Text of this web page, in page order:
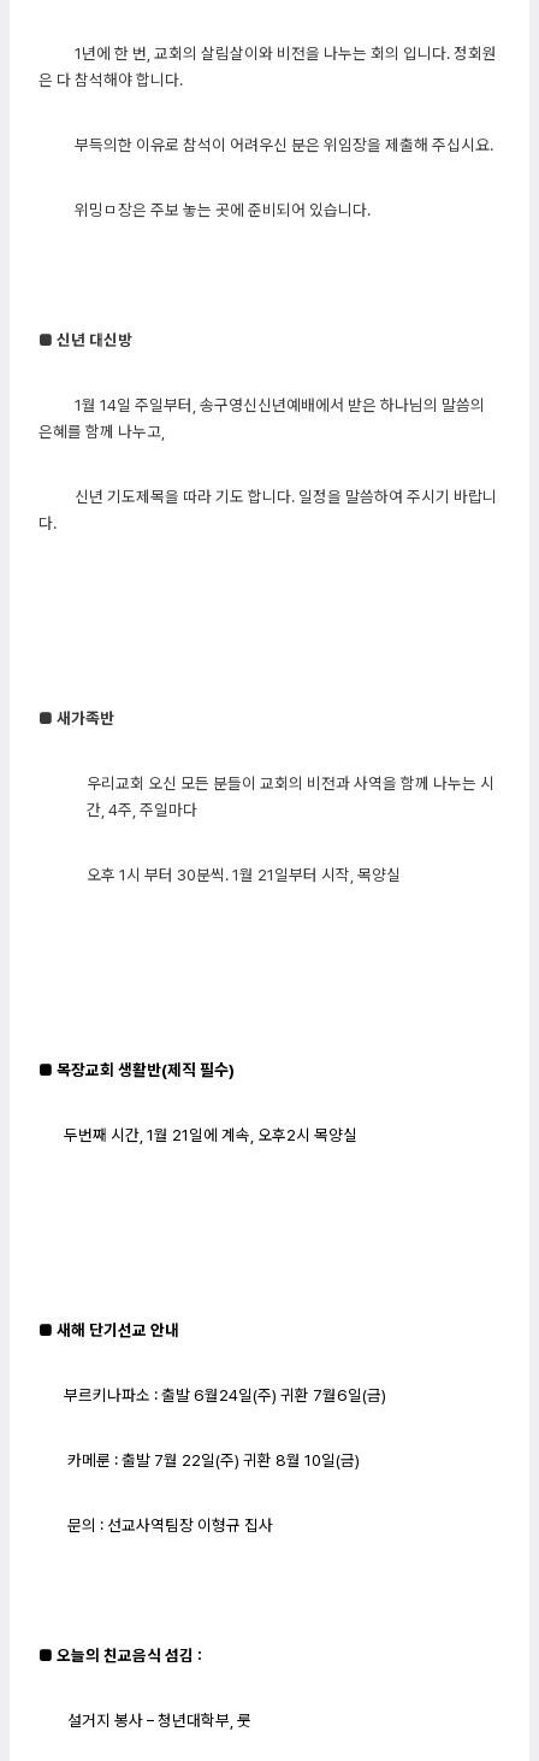
1년에 한 번, 교회의 살림살이와 비전을 나누는 회의 입니다. 정회원
은 다 참석해야 합니다.
부득의한 이유로 참석이 어려우신 분은 위임장을 제출해 주십시요.
위밍ㅁ장은 주보 놓는 곳에 준비되어 있습니다.
■ 신년 대신방
1월 14일 주일부터, 송구영신신년예배에서 받은 하나님의 말씀의
은혜를 함께 나누고,
신년 기도제목을 따라 기도 합니다. 일정을 말씀하여 주시기 바랍니
다.
■ 새가족반
우리교회 오신 모든 분들이 교회의 비전과 사역을 함께 나누는 시
간, 4주, 주일마다
오후 1시 부터 30분씩. 1월 21일부터 시작, 목양실
■ 목장교회 생활반(제직 필수)
두번째 시간, 1월 21일에 계속, 오후2시 목양실
■ 새해 단기선교 안내
부르키나파소 : 출발 6월24일(주) 귀환 7월6일(금)
카메룬 : 출발 7월 22일(주) 귀환 8월 10일(금)
문의 : 선교사역팀장 이형규 집사
■ 오늘의 친교음식 섬김 :
설거지 봉사 – 청년대학부, 룻